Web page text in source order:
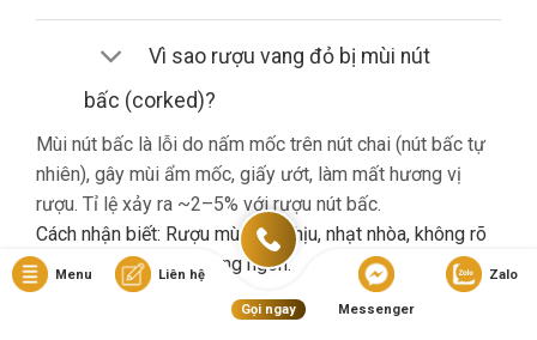
Vì sao rượu vang đỏ bị mùi nút
bấc (corked)?
Mùi nút bấc là lỗi do nấm mốc trên nút chai (nút bấc tự
nhiên), gây mùi ẩm mốc, giấy ướt, làm mất hương vị
rượu. Tỉ lệ xảy ra ~2–5% với rượu nút bấc.
Cách nhận biết: Rượu mùi khó chịu, nhạt nhòa, không rõ
hương trái cây dù là vang ngon.
Nếu gặp lỗi này, bạn nên liên hệ cửa hàng đổi trả (nếu có
Menu Liên hệ
Gọi ngay Messenger
Zalo